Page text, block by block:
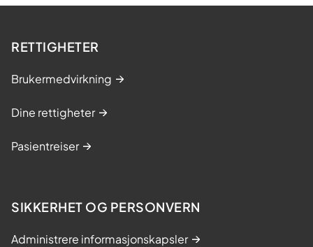
RETTIGHETER
Brukermedvirkning
Dine rettigheter
Pasientreiser
SIKKERHET OG PERSONVERN
Administrere informasjonskapsler